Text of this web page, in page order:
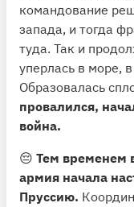
командование
запада, и тогда
туда. Так и
уперлась в море,
Образовалась
провалился,
война.
😔 Тем временем
армия начала
Пруссию.